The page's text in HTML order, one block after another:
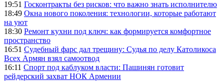
19:51 Госконтракты без рисков: что важно знать исполнителю
18:49 Окна нового поколения: технологии, которые работают
на уют
18:30 Ремонт кухни под ключ: как формируется комфортное
пространство
16:51 Судебный фарс дал трещину: Судья по делу Католикоса
Всех Армян взял самоотвод
16:11 Спорт под каблуком власти: Пашинян готовит
рейдерский захват НОК Армении